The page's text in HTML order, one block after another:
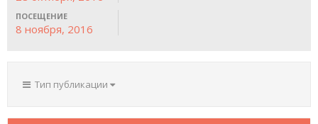
ПОСЕЩЕНИЕ
8 ноября, 2016
Тип публикации